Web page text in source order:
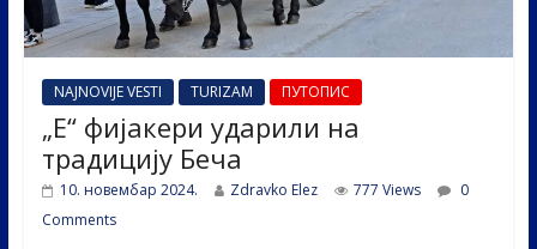
NAJNOVIJE VESTI TURIZAM ПУТОПИС
„Е“ фијакери ударили на
традицију Беча
10. новембар 2024. Zdravko Elez 777 Views
0
Comments